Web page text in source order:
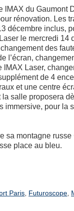
IMAX du Gaumont
rénovation. Les
décembre inclus,
le mercredi 14
des
l’écran,
Laser,
de 4
et une centre
salle proposera
immersive, pour la
sa montagne russe
place au bleu.
Paris, Futuroscope,